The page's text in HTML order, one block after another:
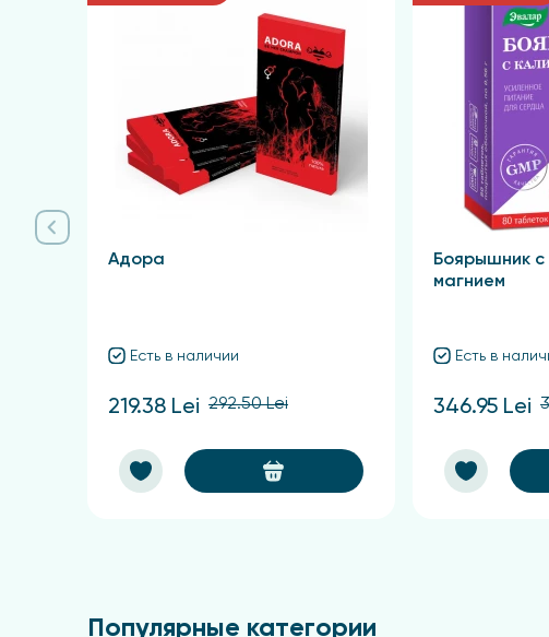
Адора
Есть в наличии
219.38 Lei 292.50 Lei
Боярышник с
магнием
Есть в
346.95 Lei
Популярные категории